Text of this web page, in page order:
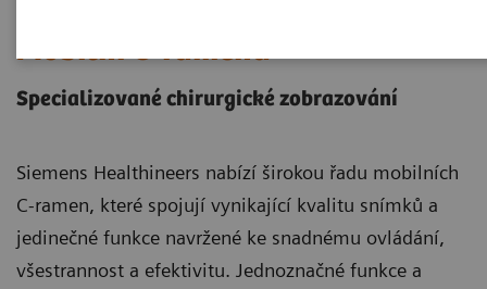
Mobilní C-ramena
Specializované chirurgické zobrazování
Siemens Healthineers nabízí širokou řadu mobilních
C-ramen, které spojují vynikající kvalitu snímků a
jedinečné funkce navržené ke snadnému ovládání,
všestrannost a efektivitu. Jednoznačné funkce a